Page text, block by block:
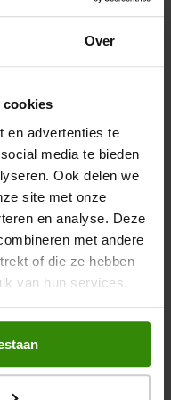
Over
cookies
en advertenties te
media te bieden
Ook delen we
site met onze
en analyse. Deze
met andere
of die ze hebben
van hun services.
design
Cooper Green voegt
aan je toestel. De
knoppen en poorten
doet aan de
Silicone
80 mm
g